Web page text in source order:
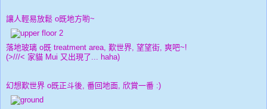
讓人輕易放鬆 o既地方喲~
落地玻璃 o既 treatment area, 歎世界, 望望街, 爽吧~!
(>///< 家貓 Mui 又出現了... haha)
幻想歎世界 o既正斗後, 番回地面, 欣賞一番 :)